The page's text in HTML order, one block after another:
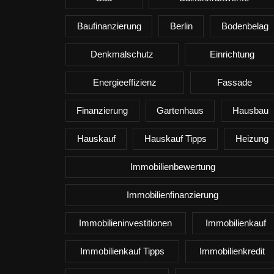
Baufinanzierung Berlin Bodenbelag
Denkmalschutz Einrichtung
Energieeffizienz Fassade
Finanzierung Gartenhaus Hausbau
Hauskauf Hauskauf Tipps Heizung
Immobilienbewertung
Immobilienfinanzierung
Immobilieninvestitionen Immobilienkauf
Immobilienkauf Tipps Immobilienkredit